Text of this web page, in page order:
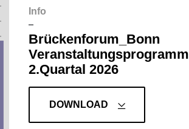
Info
–
Brückenforum_Bonn
Veranstaltungs­programm
2.Quartal 2026
DOWNLOAD